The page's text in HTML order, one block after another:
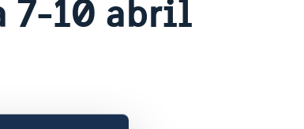
7-10 abril